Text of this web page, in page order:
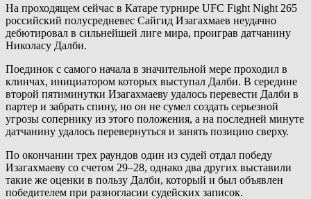
На проходящем сейчас в Катаре турнире UFC Fight Night 265
российский полусредневес Сайгид Изагахмаев неудачно
дебютировал в сильнейшей лиге мира, проиграв датчанину
Николасу Далби.
Поединок с самого начала в значительной мере проходил в
клинчах, инициатором которых выступал Далби. В середине
второй пятиминутки Изагахмаеву удалось перевести Далби в
партер и забрать спину, но он не сумел создать серьезной
угрозы сопернику из этого положения, а на последней минуте
датчанину удалось перевернуться и занять позицию сверху.
По окончании трех раундов один из судей отдал победу
Изагахмаеву со счетом 29–28, однако два других выставили
такие же оценки в пользу Далби, который и был объявлен
победителем при разногласии судейских записок.